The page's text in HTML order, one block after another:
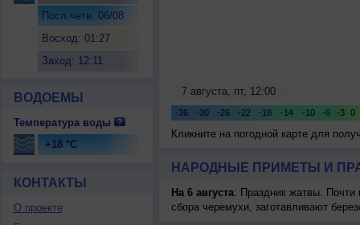
Посл.четв. 06/08
Восход: 01:27
Заход: 12:11
ВОДОЕМЫ
Температура воды
+18 °C
КОНТАКТЫ
О проекте
Кликните на погодной карте для
НАРОДНЫЕ ПРИМЕТЫ И
На 6 августа: Праздник жатвы. Почти
сбора черемухи, заготавливают